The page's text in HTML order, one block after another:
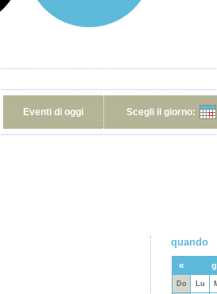
Eventi di oggi Scegli il giorno:
quando
«
Do Lu